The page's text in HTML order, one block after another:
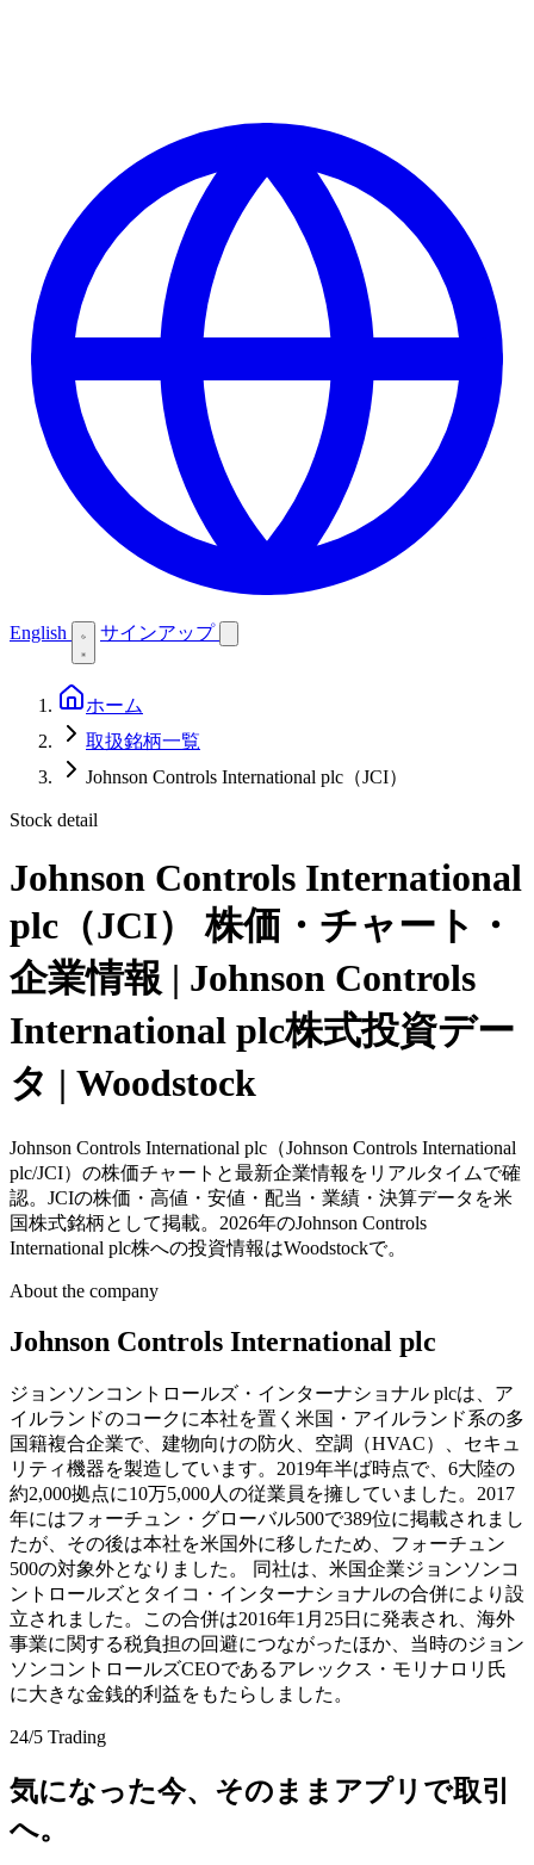
English サインアップ
ホーム
取扱銘柄一覧
Johnson Controls International plc（JCI）
Stock detail
Johnson Controls International
plc（JCI）
株価・チャート・
企業情報 | Johnson Controls
International plc株式投資デー
タ | Woodstock
Johnson Controls International plc（Johnson Controls International
plc/JCI）の株価チャートと最新企業情報をリアルタイムで確
認。JCIの株価・高値・安値・配当・業績・決算データを米
国株式銘柄として掲載。2026年のJohnson Controls
International plc株への投資情報はWoodstockで。
About the company
Johnson Controls International plc
ジョンソンコントロールズ・インターナショナル plcは、ア
イルランドのコークに本社を置く米国・アイルランド系の多
国籍複合企業で、建物向けの防火、空調（HVAC）、セキュ
リティ機器を製造しています。2019年半ば時点で、6大陸の
約2,000拠点に10万5,000人の従業員を擁していました。2017
年にはフォーチュン・グローバル500で389位に掲載されまし
たが、その後は本社を米国外に移したため、フォーチュン
500の対象外となりました。 同社は、米国企業ジョンソンコ
ントロールズとタイコ・インターナショナルの合併により設
立されました。この合併は2016年1月25日に発表され、海外
事業に関する税負担の回避につながったほか、当時のジョン
ソンコントロールズCEOであるアレックス・モリナロリ氏
に大きな金銭的利益をもたらしました。
24/5 Trading
気になった今、そのままアプリで取引
へ。